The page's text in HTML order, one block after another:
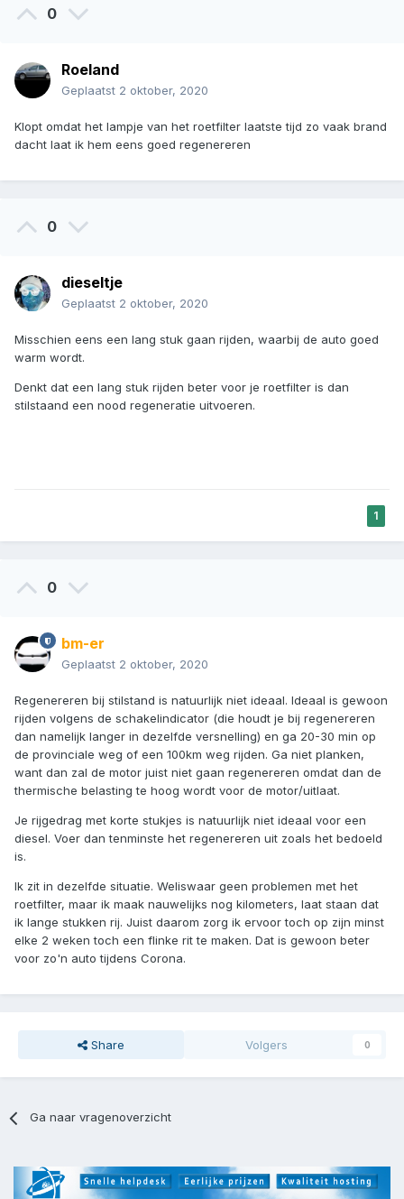
0
Roeland
Geplaatst 2 oktober, 2020
Klopt omdat het lampje van het roetfilter laatste tijd zo vaak brand
dacht laat ik hem eens goed regenereren
0
dieseltje
Geplaatst 2 oktober, 2020
Misschien eens een lang stuk gaan rijden, waarbij de auto goed
warm wordt.
Denkt dat een lang stuk rijden beter voor je roetfilter is dan
stilstaand een nood regeneratie uitvoeren.
1
0
bm-er
Geplaatst 2 oktober, 2020
Regenereren bij stilstand is natuurlijk niet ideaal. Ideaal is gewoon
rijden volgens de schakelindicator (die houdt je bij regenereren
dan namelijk langer in dezelfde versnelling) en ga 20-30 min op
de provinciale weg of een 100km weg rijden. Ga niet planken,
want dan zal de motor juist niet gaan regenereren omdat dan de
thermische belasting te hoog wordt voor de motor/uitlaat.
Je rijgedrag met korte stukjes is natuurlijk niet ideaal voor een
diesel. Voer dan tenminste het regenereren uit zoals het bedoeld
is.
Ik zit in dezelfde situatie. Weliswaar geen problemen met het
roetfilter, maar ik maak nauwelijks nog kilometers, laat staan dat
ik lange stukken rij. Juist daarom zorg ik ervoor toch op zijn minst
elke 2 weken toch een flinke rit te maken. Dat is gewoon beter
voor zo'n auto tijdens Corona.
Share Volgers 0
Ga naar vragenoverzicht